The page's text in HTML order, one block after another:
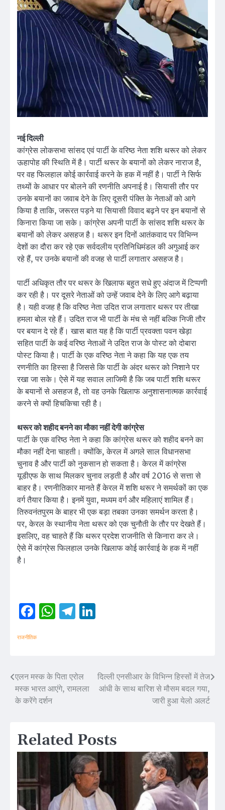
नई दिल्ली
कांग्रेस लोकसभा सांसद एवं पार्टी के वरिष्ठ नेता शशि थरूर को लेकर
ऊहापोह की स्थिति में है। पार्टी थरूर के बयानों को लेकर नाराज है,
पर वह फिलहाल कोई कार्रवाई करने के हक में नहीं है। पार्टी ने सिर्फ
तथ्यों के आधार पर बोलने की रणनीति अपनाई है। सियासी तौर पर
उनके बयानों का जवाब देने के लिए दूसरी पंक्ति के नेताओं को आगे
किया है ताकि, जरूरत पड़ने या सियासी विवाद बढ़ने पर इन बयानों से
किनारा किया जा सके। कांग्रेस अपनी पार्टी के सांसद शशि थरूर के
बयानों को लेकर असहज है। थरूर इन दिनों आतंकवाद पर विभिन्न
देशों का दौरा कर रहे एक सर्वदलीय प्रतिनिधिमंडल की अगुआई कर
रहे हैं, पर उनके बयानों की वजह से पार्टी लगातार असहज है।
पार्टी अधिकृत तौर पर थरूर के खिलाफ बहुत सधे हुए अंदाज में टिप्पणी
कर रही है। पर दूसरे नेताओं को उन्हें जवाब देने के लिए आगे बढ़ाया
है। यही वजह है कि वरिष्ठ नेता उदित राज लगातार थरूर पर तीखा
हमला बोल रहे हैं। उदित राज भी पार्टी के मंच से नहीं बल्कि निजी तौर
पर बयान दे रहे हैं। खास बात यह है कि पार्टी प्रवक्ता पवन खेड़ा
सहित पार्टी के कई वरिष्ठ नेताओं ने उदित राज के पोस्ट को दोबारा
पोस्ट किया है। पार्टी के एक वरिष्ठ नेता ने कहा कि यह एक तय
रणनीति का हिस्सा है जिससे कि पार्टी के अंदर थरूर को निशाने पर
रखा जा सके। ऐसे में यह सवाल लाजिमी है कि जब पार्टी शशि थरूर
के बयानों से असहज है, तो वह उनके खिलाफ अनुशासनात्मक कार्रवाई
करने से क्यों हिचकिचा रही है।
थरूर को शहीद बनने का मौका नहीं देगी कांग्रेस
पार्टी के एक वरिष्ठ नेता ने कहा कि कांग्रेस थरूर को शहीद बनने का
मौका नहीं देना चाहती। क्योंकि, केरल में अगले साल विधानसभा
चुनाव है और पार्टी को नुकसान हो सकता है। केरल में कांग्रेस
यूडीएफ के साथ मिलकर चुनाव लड़ती है और वर्ष 2016 से सत्ता से
बाहर है। रणनीतिकार मानते हैं केरल में शशि थरूर ने समर्थकों का एक
वर्ग तैयार किया है। इनमें युवा, मध्यम वर्ग और महिलाएं शामिल हैं।
तिरुवनंतपुरम के बाहर भी एक बड़ा तबका उनका समर्थन करता है।
पर, केरल के स्थानीय नेता थरूर को एक चुनौती के तौर पर देखते हैं।
इसलिए, वह चाहते हैं कि थरूर प्रदेश राजनीति से किनारा कर ले।
ऐसे में कांग्रेस फिलहाल उनके खिलाफ कोई कार्रवाई के हक में नहीं
है।
Facebook
WhatsApp
Telegram
राजनीतिक
Post
navigation
एलन मस्क के पिता एरोल
मस्क भारत आएंगे, रामलला
के करेंगे दर्शन
दिल्ली एनसीआर के विभिन्न हिस्सों में तेज
आंधी के साथ बारिश से मौसम बदल गया,
जारी हुआ येलो अलर्ट
Related Posts